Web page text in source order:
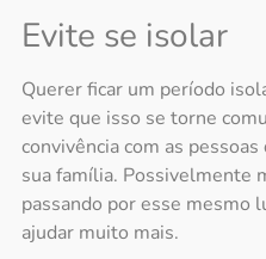
Evite se isolar
Querer ficar um período
evite que isso se torne
convivência com as
sua família. Possivelmente
passando por esse mesmo
ajudar muito mais.